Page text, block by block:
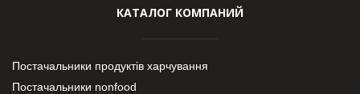
КАТАЛОГ КОМПАНИЙ
Постачальники продуктів харчування
Постачальники nonfood